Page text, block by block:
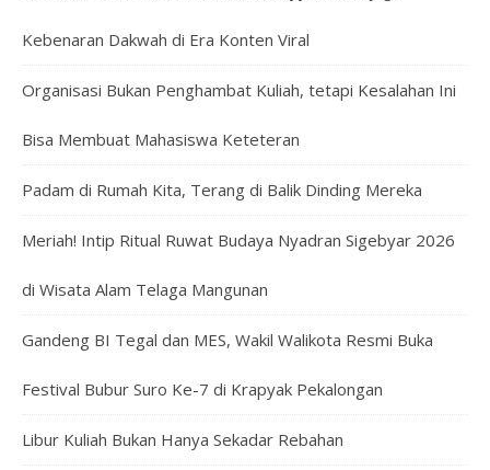
Kebenaran Dakwah di Era Konten Viral
Organisasi Bukan Penghambat Kuliah, tetapi Kesalahan Ini
Bisa Membuat Mahasiswa Keteteran
Padam di Rumah Kita, Terang di Balik Dinding Mereka
Meriah! Intip Ritual Ruwat Budaya Nyadran Sigebyar 2026
di Wisata Alam Telaga Mangunan
Gandeng BI Tegal dan MES, Wakil Walikota Resmi Buka
Festival Bubur Suro Ke-7 di Krapyak Pekalongan
Libur Kuliah Bukan Hanya Sekadar Rebahan